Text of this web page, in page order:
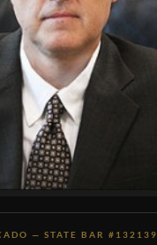
— STATE BAR #132139